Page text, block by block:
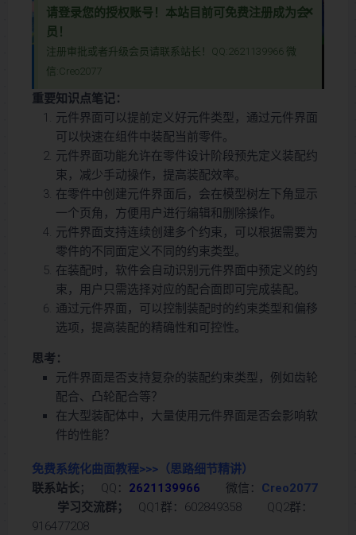
请登录您的授权账号！本站目前可免费注册成为会
员！
注册审批或者升级会员请联系站长！QQ:2621139966 微
信:Creo2077
×
本视频教程含图文详细讲解Pro/ENGINEER（Creo）软件中“元件界面”
功能的使用方法，帮助用户通过预先定义装配约束**，显著简化和加速
装配过程。教程以一个正方体零件为例，演示了如何创建、编辑和使用
元件界面，自动生成装配约束，避免手动选择约束类型，从而大幅提升
装配效率。无论您是从事产品设计、机械工程还是工业设计，本教程都
将为您提供实用的操作技巧，助您优化装配流程，提升工作效率与设计
灵活性。
抱歉~该视频暂时没有权限播放~请先登录您的授权账号
重要知识点笔记：
元件界面可以提前定义好元件类型，通过元件界面
可以快速在组件中装配当前零件。
元件界面功能允许在零件设计阶段预先定义装配约
束，减少手动操作，提高装配效率。
在零件中创建元件界面后，会在模型树左下角显示
一个页角，方便用户进行编辑和删除操作。
元件界面支持连续创建多个约束，可以根据需要为
零件的不同面定义不同的约束类型。
在装配时，软件会自动识别元件界面中预定义的约
束，用户只需选择对应的配合面即可完成装配。
通过元件界面，可以控制装配时的约束类型和偏移
选项，提高装配的精确性和可控性。
思考：
元件界面是否支持复杂的装配约束类型，例如齿轮
配合、凸轮配合等？
在大型装配体中，大量使用元件界面是否会影响软
件的性能？
免费系统化曲面教程>>> （思路细节精讲）
联系站长； QQ： 2621139966 微信： Creo2077
学习交流群；
QQ1群：602849358 QQ2群：
916477208